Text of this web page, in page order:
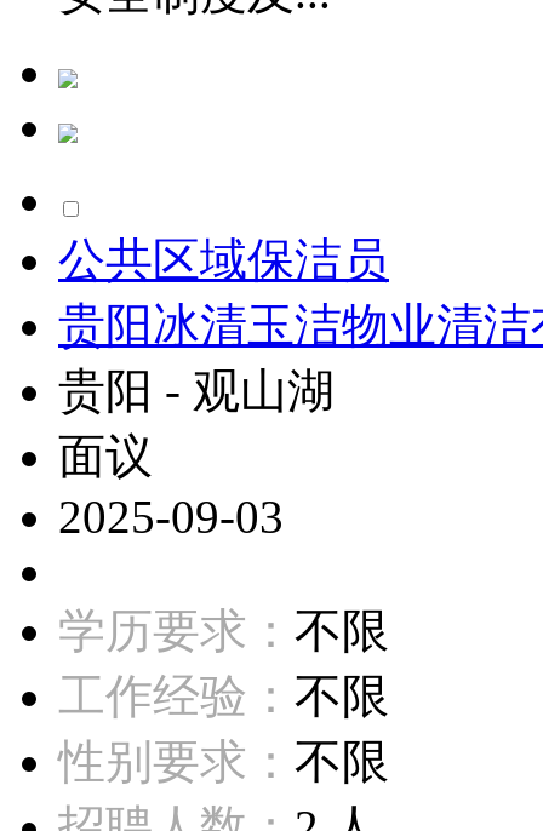
公共区域保洁员
贵阳冰清玉洁物业清
贵阳 - 观山湖
面议
2025-09-03
学历要求： 不限
工作经验： 不限
性别要求： 不限